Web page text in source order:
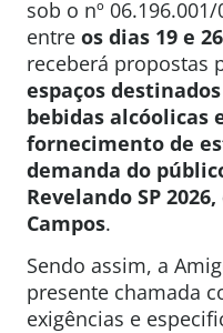
sob o nº
entre os dias 19 e
receberá propostas
espaços
bebidas alcóolicas
fornecimento de
demanda do
Revelando SP
Campos.
Sendo assim, a
presente chamada
exigências e